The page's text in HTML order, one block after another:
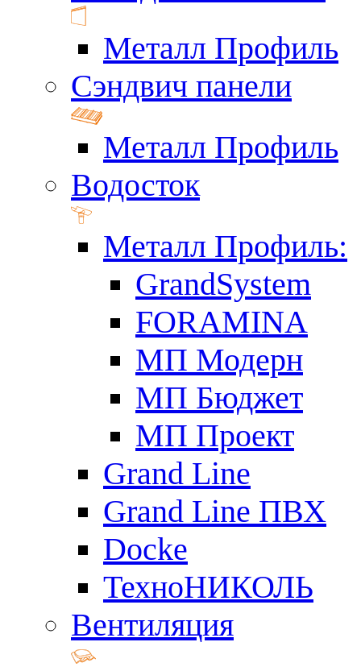
Металл Профиль
Сэндвич панели
Металл Профиль
Водосток
Металл Профиль:
GrandSystem
FORAMINA
МП Модерн
МП Бюджет
МП Проект
Grand Line
Grand Line ПВХ
Docke
ТехноНИКОЛЬ
Вентиляция